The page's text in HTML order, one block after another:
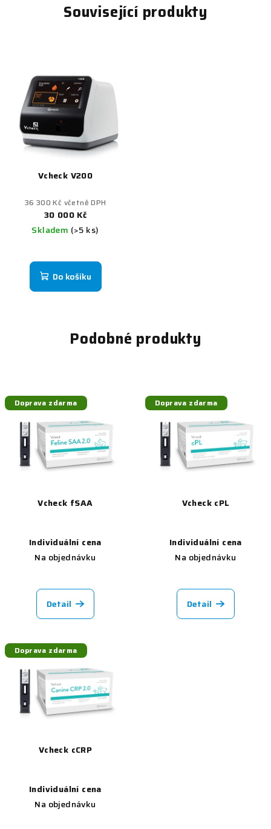
Související produkty
Vcheck V200
36 300 Kč včetně DPH
30 000 Kč
Skladem (>5 ks)
Do košíku
Podobné produkty
Doprava zdarma
Vcheck fSAA
Individuální cena
Na objednávku
Detail
Doprava zdarma
Vcheck cPL
Individuální cena
Na objednávku
Detail
Doprava zdarma
Vcheck cCRP
Individuální cena
Na objednávku